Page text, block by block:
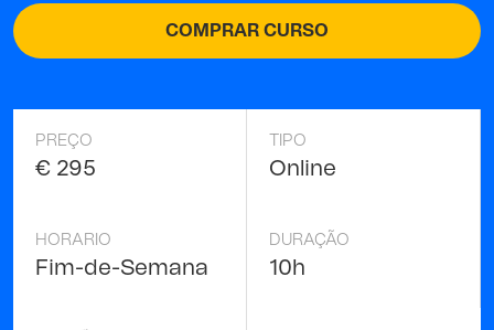
COMPRAR CURSO
PREÇO
€ 295
TIPO
Online
HORARIO
Fim-de-Semana
DURAÇÃO
10h